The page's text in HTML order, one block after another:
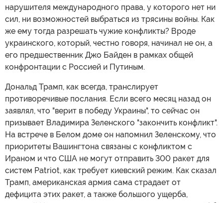
нарушителя международного права, у которого нет ни
сил, ни возможностей выбраться из трясины войны. Как
же ему тогда разрешать чужие конфликты? Вроде
украинского, который, честно говоря, начинал не он, а
его предшественник Джо Байден в рамках общей
конфронтации с Россией и Путиным.
Дональд Трамп, как всегда, транслирует
противоречивые послания. Если всего месяц назад он
заявлял, что "верит в победу Украины", то сейчас он
призывает Владимира Зеленского "закончить конфликт".
На встрече в Белом доме он напомнил Зеленскому, что
приоритеты Вашингтона связаны с конфликтом с
Ираном и что США не могут отправить 300 ракет для
систем Patriot, как требует киевский режим. Как сказал
Трамп, американская армия сама страдает от
дефицита этих ракет, а также большого ущерба,